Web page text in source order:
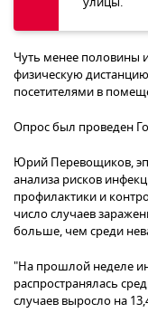
Чуть менее половины
физическую
посетителями в
Опрос был проведен
Юрий Перевощиков,
анализа рисков
профилактики и
число случаев
больше, чем среди
"На прошлой неделе
распространялась
случаев выросло на